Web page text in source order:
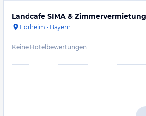
Landcafe SIMA & Zimmervermietung
Forheim · Bayern
Keine Hotelbewertungen